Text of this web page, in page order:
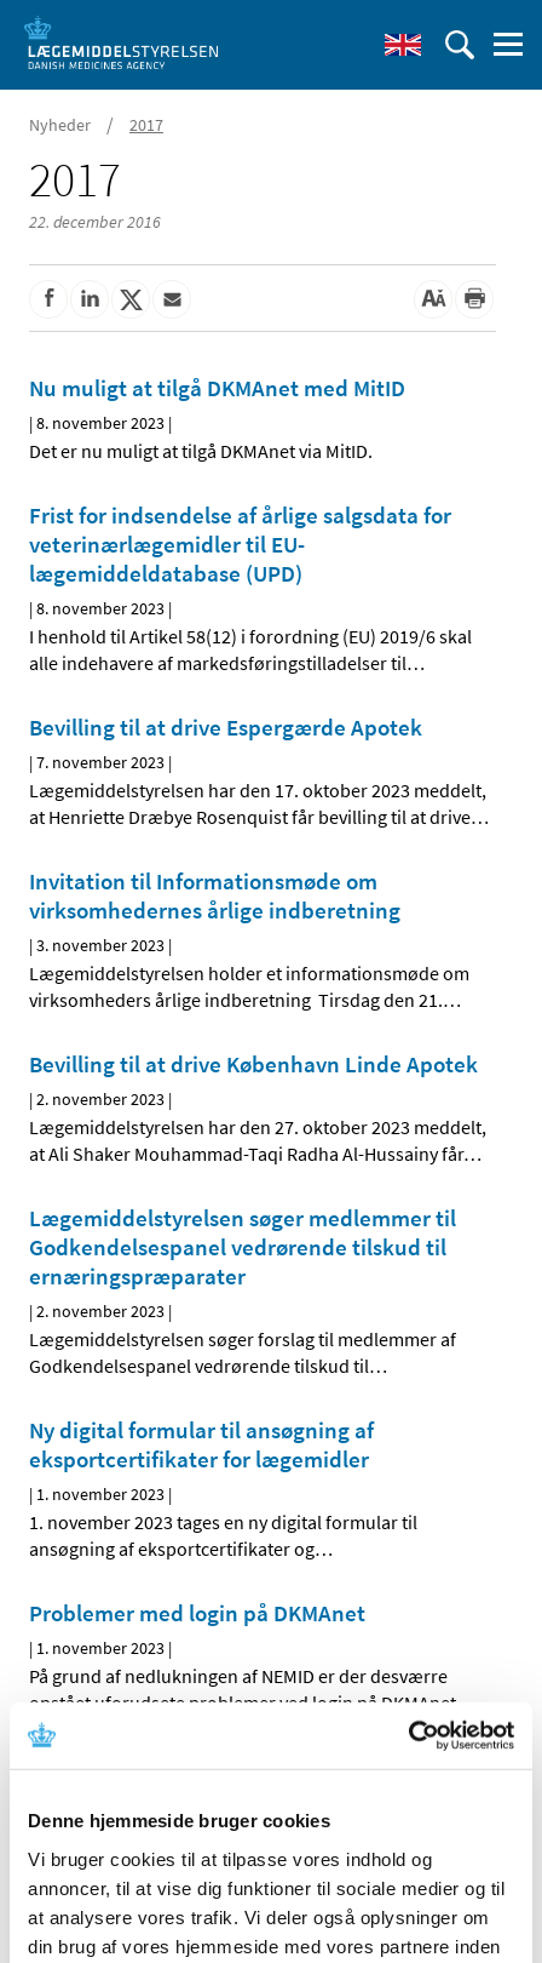
Denne hjemmeside bruger cookies
Vi bruger cookies til at tilpasse vores indhold og
annoncer, til at vise dig funktioner til sociale medier og til
at analysere vores trafik. Vi deler også oplysninger om
din brug af vores hjemmeside med vores partnere inden
Nyheder / 2017
2017
22. december 2016
Nu muligt at tilgå DKMAnet med MitID
|8. november 2023 |
Det er nu muligt at tilgå DKMAnet via MitID.
Frist for indsendelse af årlige salgsdata for
veterinærlægemidler til EU-
lægemiddeldatabase (UPD)
|8. november 2023 |
I henhold til Artikel 58(12) i forordning (EU) 2019/6 skal
alle indehavere af markedsføringstilladelser til…
Bevilling til at drive Espergærde Apotek
|7. november 2023 |
Lægemiddelstyrelsen har den 17. oktober 2023 meddelt,
at Henriette Dræbye Rosenquist får bevilling til at drive…
Invitation til Informationsmøde om
virksomhedernes årlige indberetning
|3. november 2023 |
Lægemiddelstyrelsen holder et informationsmøde om
virksomheders årlige indberetning Tirsdag den 21.…
Bevilling til at drive København Linde Apotek
|2. november 2023 |
Lægemiddelstyrelsen har den 27. oktober 2023 meddelt,
at Ali Shaker Mouhammad-Taqi Radha Al-Hussainy får…
Lægemiddelstyrelsen søger medlemmer til
Godkendelsespanel vedrørende tilskud til
ernæringspræparater
|2. november 2023 |
Lægemiddelstyrelsen søger forslag til medlemmer af
Godkendelsespanel vedrørende tilskud til…
Ny digital formular til ansøgning af
eksportcertifikater for lægemidler
| 1. november 2023 |
1. november 2023 tages en ny digital formular til
ansøgning af eksportcertifikater og…
Problemer med login på DKMAnet
| 1. november 2023 |
På grund af nedlukningen af NEMID er der desværre
opstået uforudsete problemer ved login på DKMAnet.
Topiramat og topiramat/phentermin
forebygge eksponering under graviditet
|1. november 2023|
Topiramat kan forårsage alvorlige medfødte
misdannelser og væksthæmning hos fosteret, hvis det…